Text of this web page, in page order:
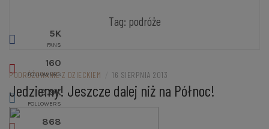
Tag: podróże
PODRÓŻOWANIE Z DZIECKIEM 16 SIERPNIA 2013
Jedziemy! Jeszcze dalej niż na Północ!
5K
FANS
160
FOLLOWERS
9.9K
FOLLOWERS
868